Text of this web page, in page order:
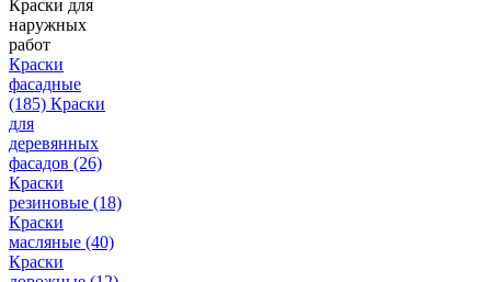
Краски для
наружных
работ
Краски
фасадные
(185) Краски
для
деревянных
фасадов (26)
Краски
резиновые (18)
Краски
масляные (40)
Краски